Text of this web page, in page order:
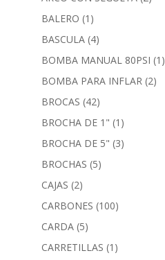
BALERO (1)
BASCULA (4)
BOMBA MANUAL 80PSI (1)
BOMBA PARA INFLAR (2)
BROCAS (42)
BROCHA DE 1" (1)
BROCHA DE 5" (3)
BROCHAS (5)
CAJAS (2)
CARBONES (100)
CARDA (5)
CARRETILLAS (1)